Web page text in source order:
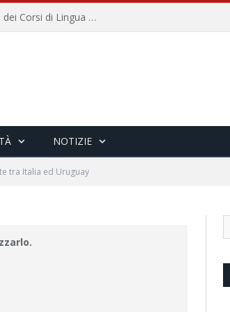
Università per Stranieri di Siena – Inaugurazione dei Corsi di Lingua e Cultura Italiana, 109a annata
NOTIZIE
tra Italia ed Uruguay